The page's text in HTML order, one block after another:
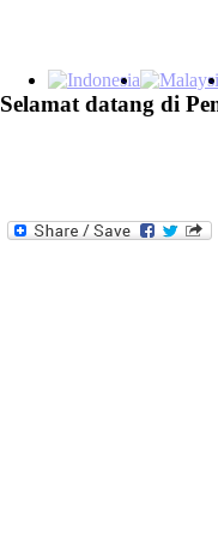
Selamat datang di